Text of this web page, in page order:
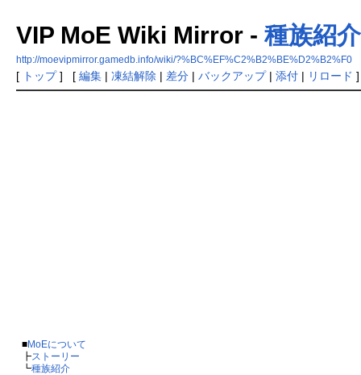
VIP MoE Wiki Mirror - 種族紹介
http://moevipmirror.gamedb.info/wiki/?%BC%EF%C2%B2%BE%D2%B2%F0
[ トップ] [ 編集| 凍結解除 | 差分| バックアップ| 添付| リロード
■MoEについて
┣ストーリー
┗種族紹介